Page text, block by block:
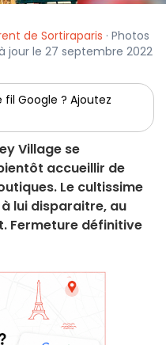
de Sortiraparis · Photos
jour le 27 septembre 2022
Google ? Ajoutez
Village se
accueillir de
Le cultissime
lui disparaitre, au
Fermeture définitive